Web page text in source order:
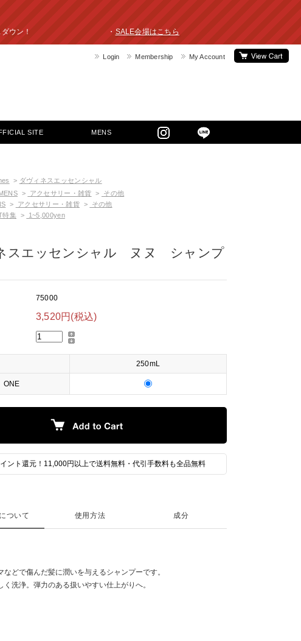
ライスダウン！ ・ SALE会場はこちら
My Account
Membership
Login
SITE MENS
> ダヴィネスエッセンシャル
> アクセサリー・雑貨 >
その他
> アクセサリー・雑貨>
その他
特集> 1~5,000yen
スエッセンシャル ヌヌ シャンプ
75000
3,520円(税込)
250mL
ONE
ント還元！11,000円以上で送料無料・代引手数料も全品無料
ついて
などで傷んだ髪に潤いを与えるシャンプーです。
く洗浄。弾力のある扱いやすい仕上がりへ。
使用方法 成分